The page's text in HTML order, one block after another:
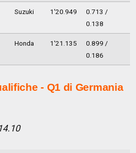
Suzuki 1'20.949
0.713 /
0.138
Honda 1'21.135
0.899 /
0.186
- Q1 di Germania